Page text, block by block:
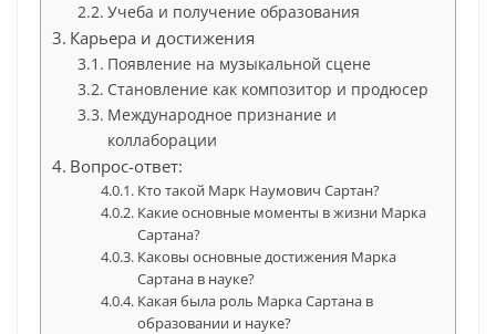
Учеба и получение образования
Карьера и достижения
Появление на музыкальной сцене
Становление как композитор и продюсер
Международное признание и
коллаборации
Вопрос-ответ:
Кто такой Марк Наумович Сартан?
Какие основные моменты в жизни Марка
Сартана?
Каковы основные достижения Марка
Сартана в науке?
Какая была роль Марка Сартана в
образовании и науке?